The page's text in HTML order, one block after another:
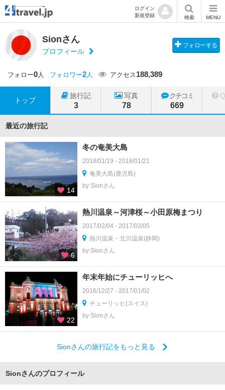
ログイン
新規登録
検索 MENU
Sionさん
プロフィール
フォローする
フォロー0人 フォロワー2人 アクセス188,389
トップ
旅行記
3
写真
78
クチコミ
669
最近の旅行記
14
冬の奄美大島
2018/01/19 - 2018/01/21
奄美大島(鹿児島)
by Sionさん
6
熱川温泉～河津桜～小田原梅まつり
2017/02/04 - 2017/02/05
熱川温泉・北川温泉(静岡)
by Sionさん
22
年末年始にチューリッヒへ
2016/12/27 - 2017/01/02
チューリッヒ(スイス)
by Sionさん
Sionさんの旅行記をもっと見る
Sionさんのプロフィール